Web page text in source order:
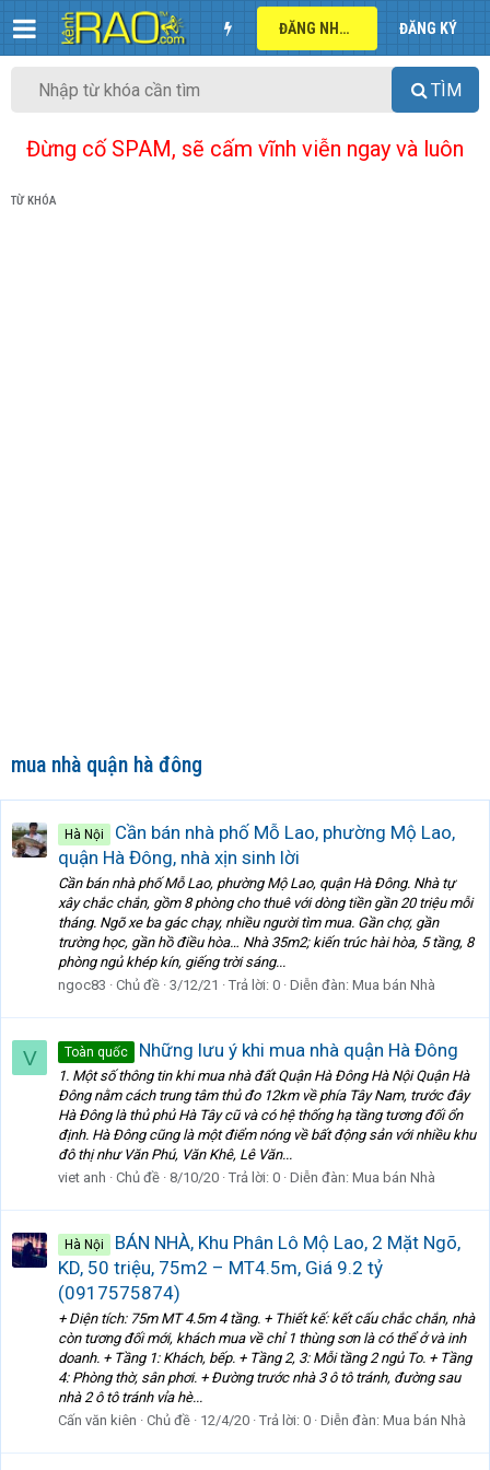
ĐĂNG NHẬP ĐĂNG KÝ
TÌM
Đừng cố SPAM, sẽ cấm vĩnh viễn ngay và luôn
TỪ KHÓA
mua nhà quận hà đông
Hà Nội
Cần bán nhà phố Mỗ Lao, phường Mộ Lao,
quận Hà Đông, nhà xịn sinh lời
Cần bán nhà phố Mỗ Lao, phường Mộ Lao, quận Hà Đông. Nhà tự
xây chắc chắn, gồm 8 phòng cho thuê với dòng tiền gần 20 triệu mỗi
tháng. Ngõ xe ba gác chạy, nhiều người tìm mua. Gần chợ, gần
trường học, gần hồ điều hòa… Nhà 35m2; kiến trúc hài hòa, 5 tầng, 8
phòng ngủ khép kín, giếng trời sáng...
ngoc83
Chủ đề 3/12/21 Trả lời: 0 Diễn đàn: Mua bán Nhà
V Toàn quốc Những lưu ý khi mua nhà quận Hà Đông
1. Một số thông tin khi mua nhà đất Quận Hà Đông Hà Nội Quận Hà
Đông nằm cách trung tâm thủ đo 12km về phía Tây Nam, trước đây
Hà Đông là thủ phủ Hà Tây cũ và có hệ thống hạ tầng tương đối ổn
định. Hà Đông cũng là một điểm nóng về bất động sản với nhiều khu
đô thị như Văn Phú, Văn Khê, Lê Văn...
viet anh
Chủ đề 8/10/20 Trả lời: 0 Diễn đàn: Mua bán Nhà
Hà Nội
BÁN NHÀ, Khu Phân Lô Mộ Lao, 2 Mặt Ngõ,
KD, 50 triệu, 75m2 – MT4.5m, Giá 9.2 tỷ
(0917575874)
+ Diện tích: 75m MT 4.5m 4 tầng. + Thiết kế: kết cấu chắc chắn, nhà
còn tương đối mới, khách mua về chỉ 1 thùng sơn là có thể ở và inh
doanh. + Tầng 1: Khách, bếp. + Tầng 2, 3: Mỗi tầng 2 ngủ To. + Tầng
4: Phòng thờ, sân phơi. + Đường trước nhà 3 ô tô tránh, đường sau
nhà 2 ô tô tránh vỉa hè...
Cấn văn kiên
Chủ đề 12/4/20 Trả lời: 0 Diễn đàn: Mua bán Nhà